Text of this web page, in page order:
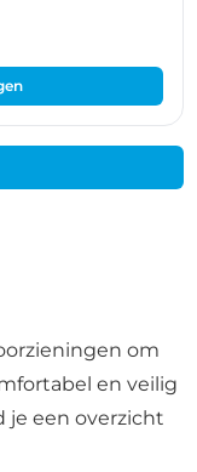
om
en veilig
je een overzicht